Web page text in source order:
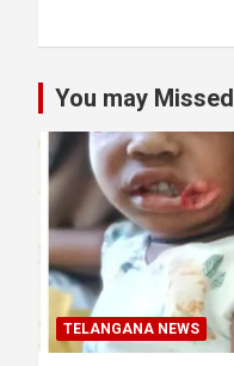
You may Missed
TELANGANA NEWS